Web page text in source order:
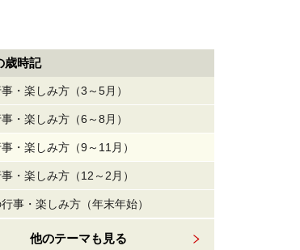
歳時記
・楽しみ方（3～5月）
・楽しみ方（6～8月）
・楽しみ方（9～11月）
・楽しみ方（12～2月）
事・楽しみ方（年末年始）
他のテーマも見る